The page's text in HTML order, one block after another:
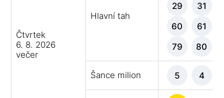
Čtvrtek
6. 8. 2026
večer
Hlavní tah
29 31
60 61
79 80
Šance milion 5 4